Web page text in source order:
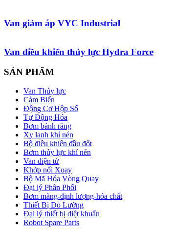
Van giảm áp VYC Industrial
Van điều khiển thủy lực Hydra Force
SẢN PHẨM
Van Thủy lực
Cảm Biến
Động Cơ Hộp Số
Tự Động Hóa
Bơm bánh răng
Xy lanh khí nén
Bộ điều khiển đầu đốt
Bơm thủy lực khí nén
Van điện từ
Khớp nối Xoay
Bộ Mã Hóa Vòng Quay
Đại lý Phân Phối
Bơm màng-định lượng-hóa chất
Thiết Bị Đo Lường
Đại lý thiết bị diệt khuẩn
Robot Spare Parts